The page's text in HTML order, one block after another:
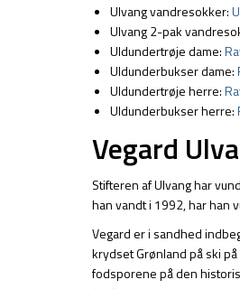
Ulvang vandresokker:
Ulvang 2-pak
Uldundertrøje dame:
Uldunderbukser dame:
Uldundertrøje herre:
Uldunderbukser herre:
Vegard
Stifteren af Ulvang har
han vandt i 1992, har han
Vegard er i sandhed
krydset Grønland på ski
fodsporene på den